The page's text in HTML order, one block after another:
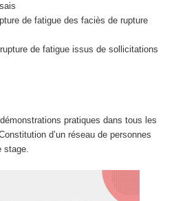
de fatigue des faciès de rupture
de fatigue issus de sollicitations
pratiques dans tous les
d’un réseau de personnes
stage.